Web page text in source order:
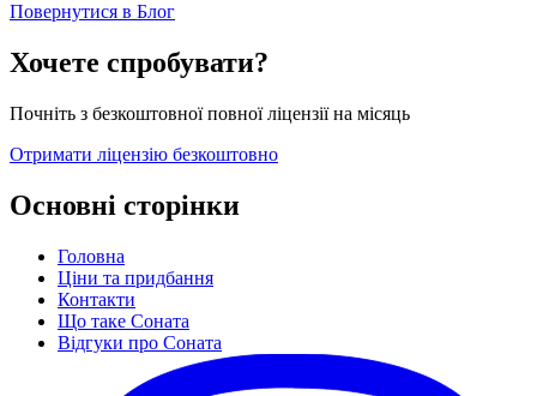
Повернутися в Блог
Хочете спробувати?
Почніть з безкоштовної повної ліцензії на місяць
Отримати ліцензію безкоштовно
Основні сторінки
Головна
Ціни та придбання
Контакти
Що таке Соната
Відгуки про Соната